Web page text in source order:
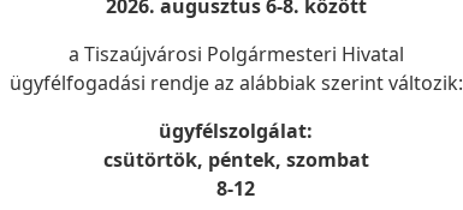
2026. augusztus 6-8. között
a Tiszaújvárosi Polgármesteri Hivatal
ügyfélfogadási rendje az alábbiak szerint változik:
ügyfélszolgálat:
csütörtök, péntek, szombat
8-12